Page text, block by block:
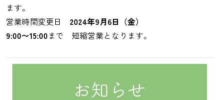
ます。
営業時間変更日 2024年9月6日（金）
9:00〜15:00まで 短縮営業となります。